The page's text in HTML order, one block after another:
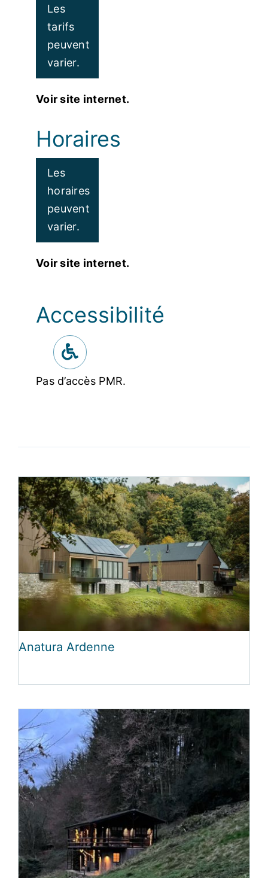
Les
tarifs
peuvent
varier.
Voir site internet.
Horaires
Les
horaires
peuvent
varier.
Voir site internet.
Accessibilité
Pas d’accès PMR.
Anatura Ardenne